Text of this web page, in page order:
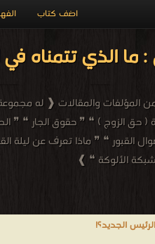
اضف كتاب
ما الذي تتمناه
الألوكة ❝ ❱
الجديد؟!